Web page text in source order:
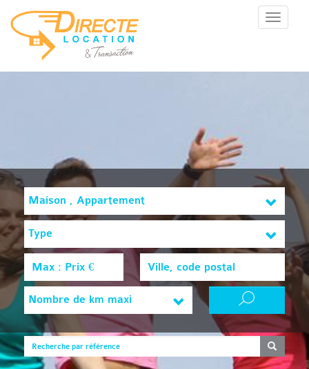
Menu
Maison , Appartement
Type
Nombre de km maxi